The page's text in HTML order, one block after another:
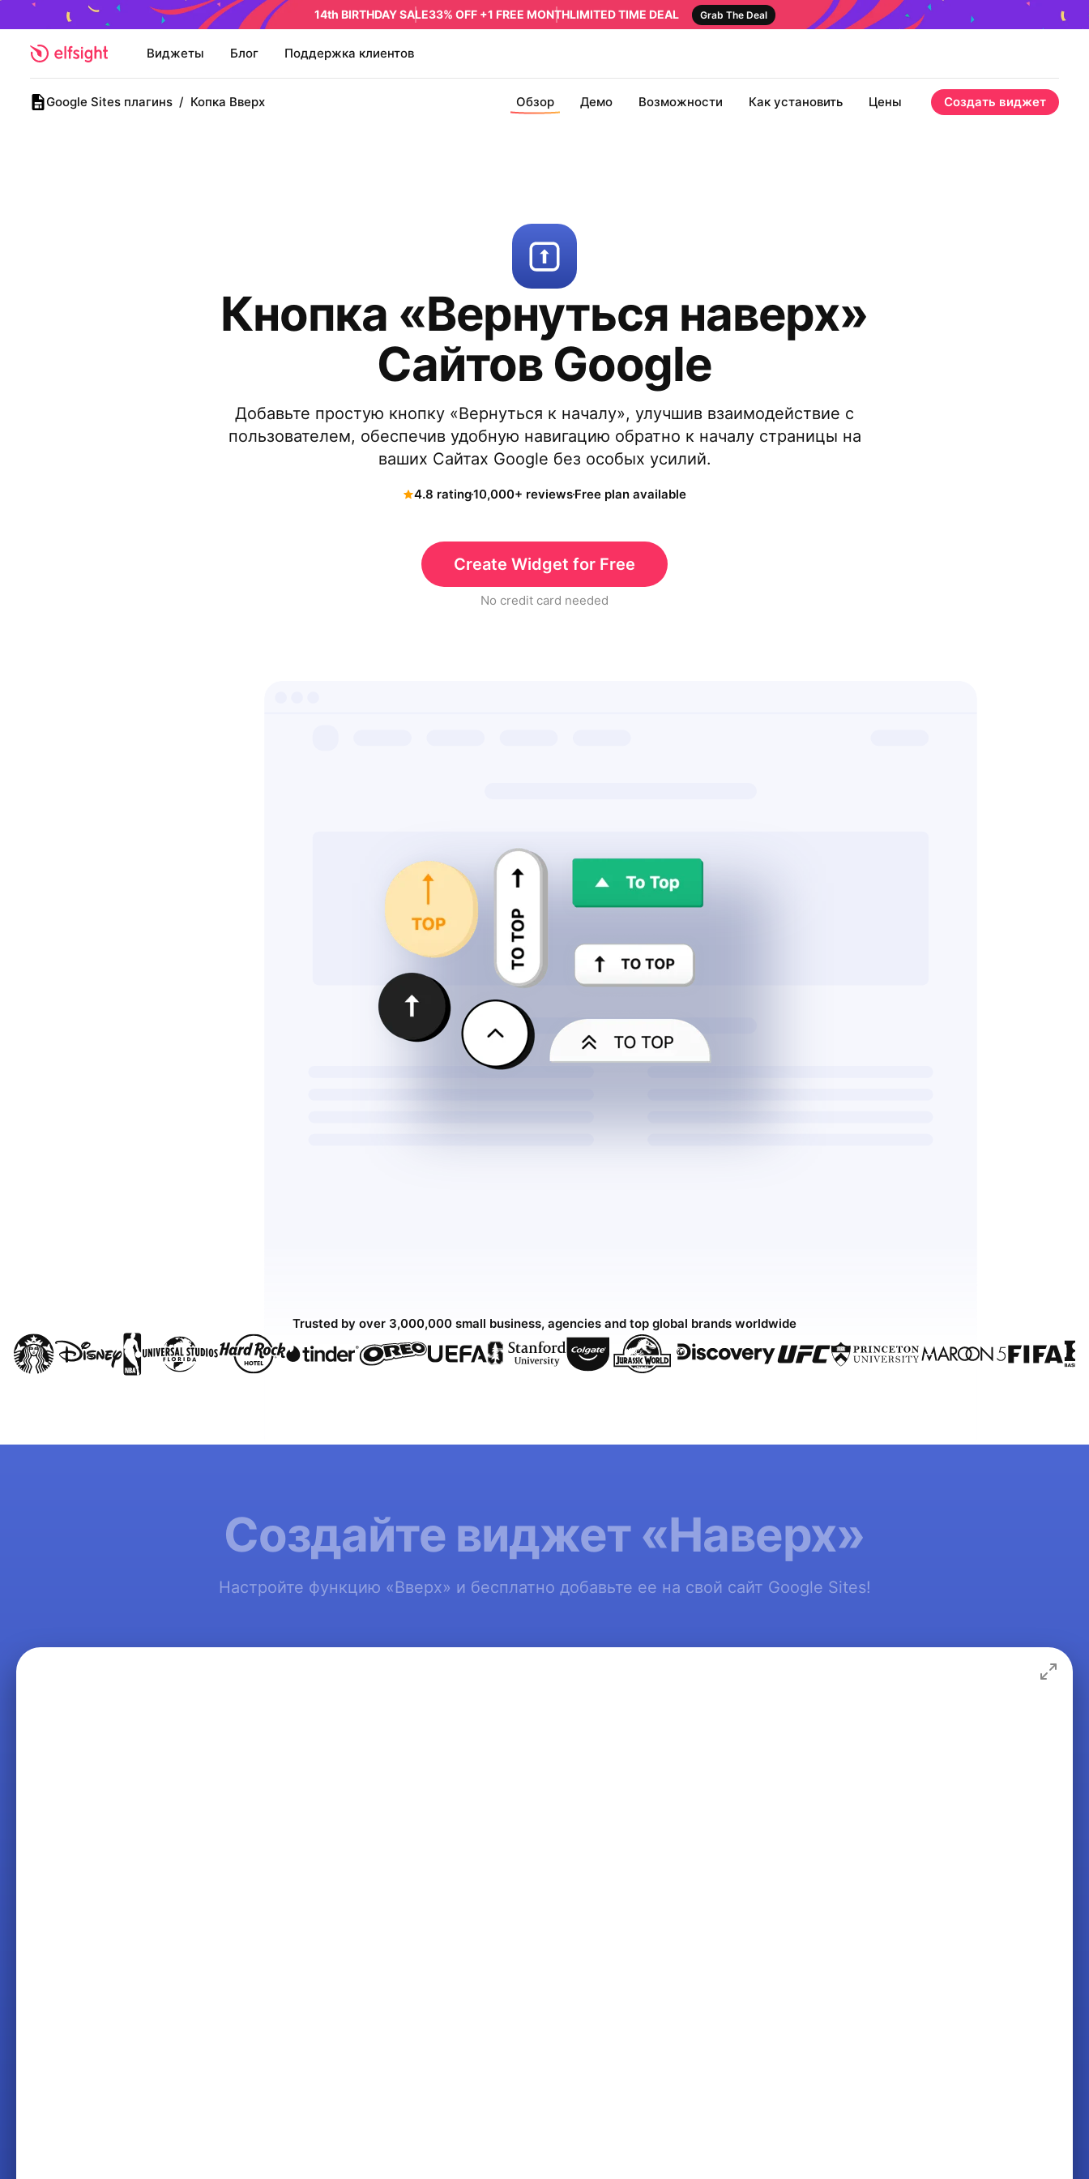
14th BIRTHDAY SALE33% OFF +1 FREE MONTHLIMITED TIME DEAL Grab The Deal
Виджеты Блог Поддержка клиентов
Google Sites плагинs / Копка Вверх Обзор Демо Возможности Как установить Цены Создать виджет
Кнопка «Вернуться наверх»
Сайтов Google
Добавьте простую кнопку «Вернуться к началу», улучшив взаимодействие с
пользователем, обеспечив удобную навигацию обратно к началу страницы на
ваших Сайтах Google без особых усилий.
4.8 rating10,000+ reviewsFree plan available
Create Widget for Free
No credit card needed
Trusted by over 3,000,000 small business, agencies and top global brands worldwide
Создайте виджет «Наверх»
Настройте функцию «Вверх» и бесплатно добавьте ее на свой сайт Google Sites!